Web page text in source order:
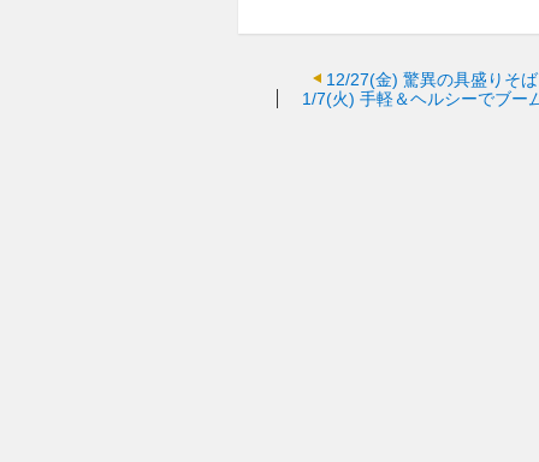
12/27(金) 驚異の具盛りそ
1/7(火) 手軽＆ヘルシーでブー